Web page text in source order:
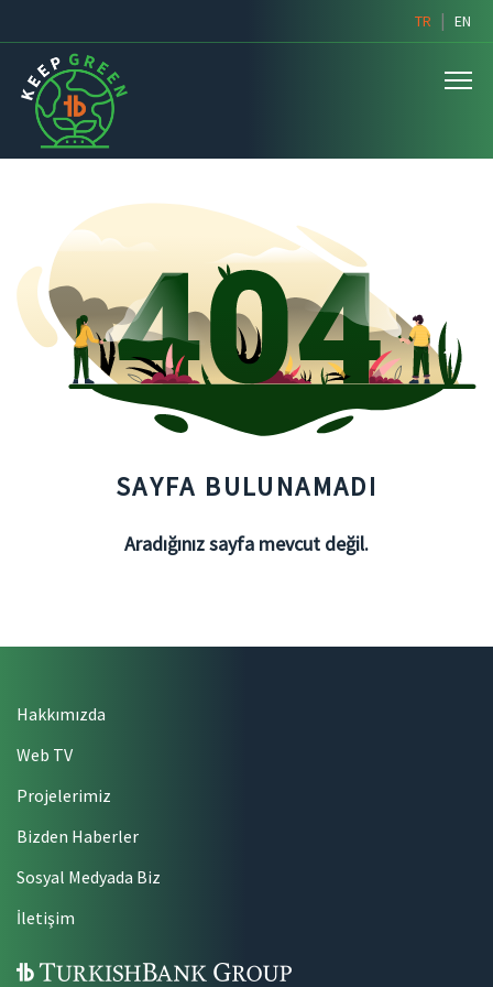
TR | EN
SAYFA BULUNAMADI
Aradığınız sayfa mevcut değil.
Hakkımızda
Web TV
Projelerimiz
Bizden Haberler
Sosyal Medyada Biz
İletişim